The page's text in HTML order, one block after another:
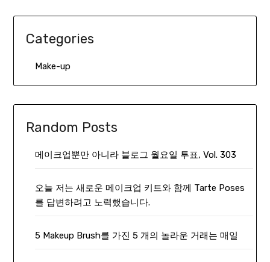
Categories
Make-up
Random Posts
메이크업뿐만 아니라 블로그 월요일 투표, Vol. 303
오늘 저는 새로운 메이크업 키트와 함께 Tarte Poses
를 답변하려고 노력했습니다.
5 Makeup Brush를 가진 5 개의 놀라운 거래는 매일